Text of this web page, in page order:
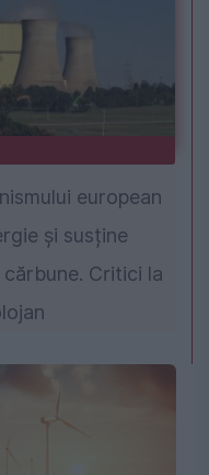
european
și susține
Critici la